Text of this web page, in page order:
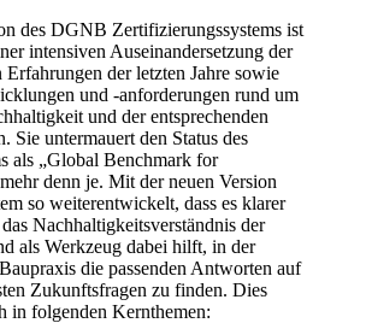
des DGNB Zertifizierungssystems ist
intensiven Auseinandersetzung der
der letzten Jahre sowie
und -anforderungen rund um
und der entsprechenden
Sie untermauert den Status des
als „Global Benchmark for
denn je. Mit der neuen Version
so weiterentwickelt, dass es klarer
Nachhaltigkeitsverständnis der
als Werkzeug dabei hilft, in der
die passenden Antworten auf
Zukunftsfragen zu finden. Dies
in folgenden Kernthemen: